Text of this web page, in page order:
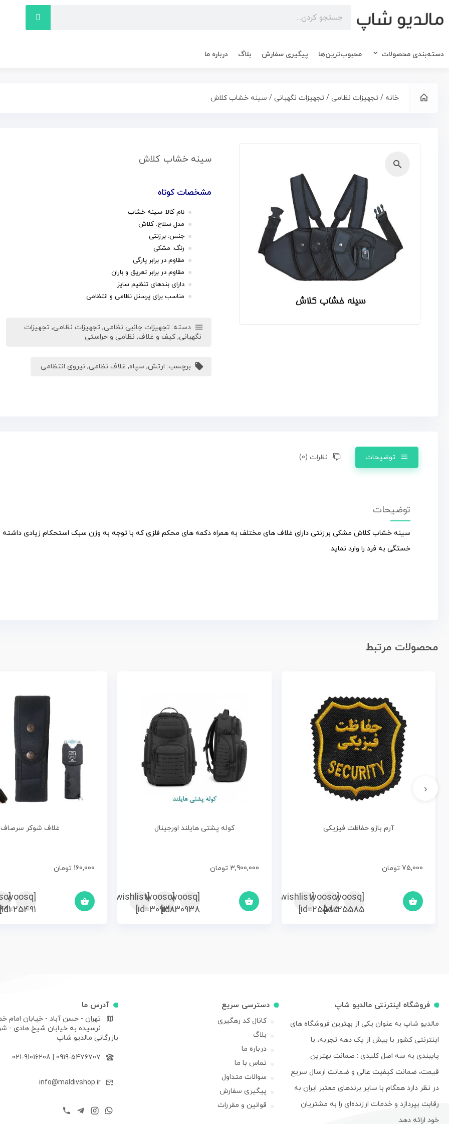
دسته‌بندی محصولات محبوب‌ترین‌ها پیگیری سفارش بلاگ درباره ما
خانه / تجهیزات نظامی / تجهیزات نگهبانی / سینه خشاب کلاش
سینه خشاب کلاش
مشخصات کوتاه
نام کالا: سینه خشاب
مدل سلاح: کلاش
جنس: برزنتی
رنگ: مشکی
مقاوم در برابر پارگی
مقاوم در برابر تعریق و باران
دارای بندهای تنظیم سایز
مناسب برای پرسنل نظامی و انتظامی
دسته: تجهیزات جانبی نظامی, تجهیزات نظامی, تجهیزات
نگهبانی,کیف و غلاف, نظامی و حراستی
برچسب: ارتش, سپاه, غلاف نظامی, نیروی انتظامی
توضیحات نظرات (0)
توضیحات
سینه خشاب کلاش مشکی برزنتی دارای غلاف های مختلف به همراه دکمه های محکم فلزی که با توجه به وزن سبک استحکام زیادی داشته و
خستگی به فرد را وارد نماید.
محصولات مرتبط
آرم بازو حفاظت فیزیکی
75,000 تومان
[yith_wcwl_add_to_wishlist]
[woosc
id=25585]
[woosq
id=25585]
کوله پشتی هایلند اورجینال
3,900,000 تومان
[yith_wcwl_add_to_wishlist]
[woosc
id=30938]
[woosq
id=30938]
غلاف شوکر سرصاف
160,000 تومان
[woosq
id=25491]
‹
فروشگاه اینترنتی مالدیو شاپ
مالدیو شاپ به عنوان یکی از بهترین فروشگاه های
اینترنتی کشور با بیش از یک دهه تجربه، با
پایبندی به سه اصل کلیدی : ضمانت بهترین
قیمت، ضمانت کیفیت عالی و ضمانت ارسال سریع
در نظر دارد همگام با سایر برندهای معتبر ایران به
رقابت بپردازد و خدمات ارزنده‌ای را به مشتریان
خود ارائه دهد.
دسترسی سریع
کانال کد رهگیری
بلاگ
درباره ما
تماس با ما
سوالات متداول
پیگیری سفارش
قوانین و مقررات
آدرس ما
تهران - حسن آباد - خیابان امام
نرسیده به خیابان شیخ هادی -
بازرگانی مالدیو شاپ
0919-5476707
021-91016208
info@maldivshop.ir